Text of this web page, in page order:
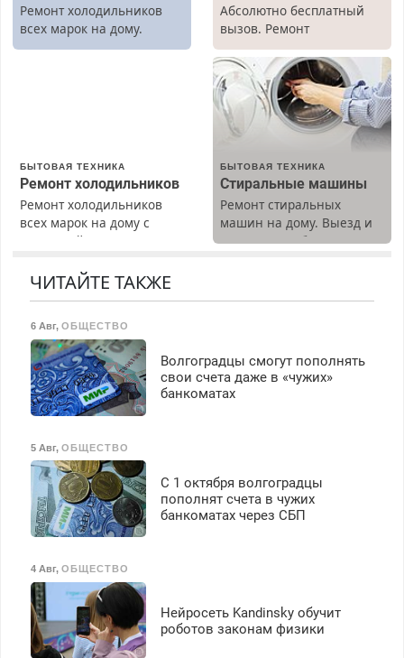
Ремонт холодильников
всех марок на дому.
Абсолютно бесплатный
вызов. Ремонт
холодильников всех
марок на дому, с
гарантией. Все р-ны.
Срочно. Без выходных.
Пенсионерам – скидки до
40%. Мастер со стажем.
БЫТОВАЯ ТЕХНИКА
Ремонт холодильников
Ремонт холодильников
всех марок на дому с
гарантией. Замена
Недорого. Без выходных.
БЫТОВАЯ ТЕХНИКА
Стиральные машины
Ремонт стиральных
машин на дому. Выезд и
диагностика бесплатно.
ЧИТАЙТЕ ТАКЖЕ
6 Авг, ОБЩЕСТВО
Волгоградцы смогут пополнять
свои счета даже в «чужих»
банкоматах
5 Авг, ОБЩЕСТВО
С 1 октября волгоградцы
пополнят счета в чужих
банкоматах через СБП
4 Авг, ОБЩЕСТВО
Нейросеть Kandinsky обучит
роботов законам физики